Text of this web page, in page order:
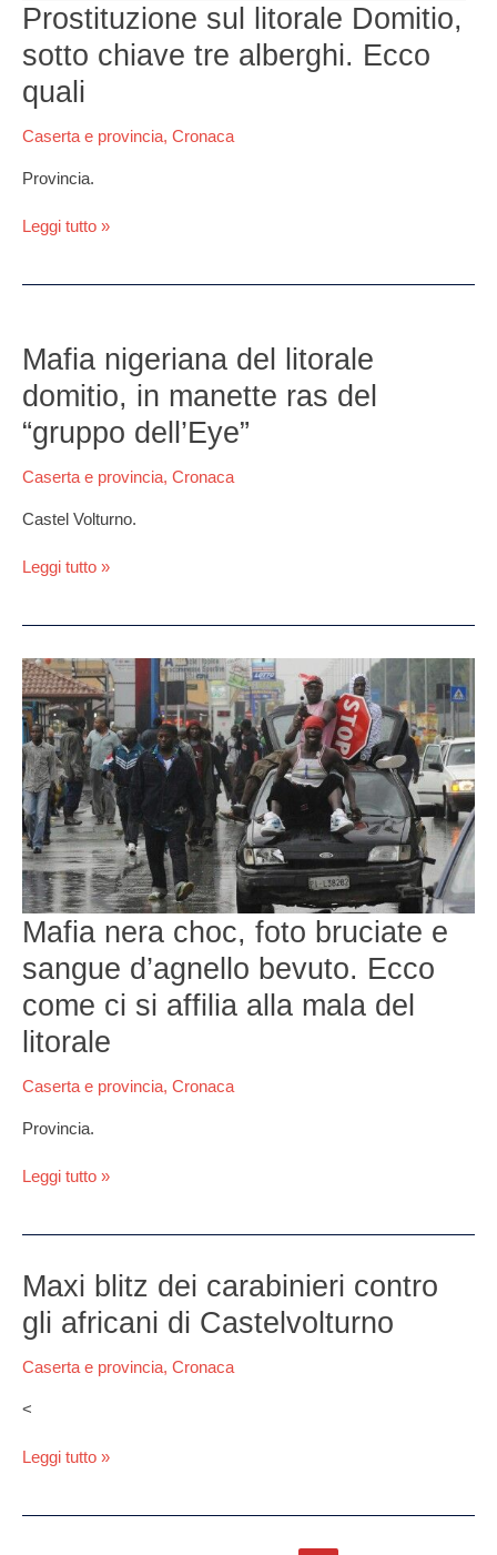
Prostituzione sul litorale Domitio,
sotto chiave tre alberghi. Ecco
quali
Caserta e provincia, Cronaca
Provincia.
Leggi tutto »
Mafia nigeriana del litorale
domitio, in manette ras del
“gruppo dell’Eye”
Caserta e provincia, Cronaca
Castel Volturno.
nigeriana
del
litorale
domitio,
manette
del
dell’Eye”
Leggi tutto »
Mafia nera choc, foto bruciate e
sangue d’agnello bevuto. Ecco
come ci si affilia alla mala del
litorale
Caserta e provincia, Cronaca
Provincia.
Mafia
nera
choc,
foto
bruciate
e
sangue
d’agnello
bevuto.
Ecco
come
ci
si
affilia
alla
mala
del
Leggi tutto »
Maxi blitz dei carabinieri contro
gli africani di Castelvolturno
Caserta e provincia, Cronaca
<
Maxi
blitz
dei
contro
africani
Castelvolturno
Leggi tutto »